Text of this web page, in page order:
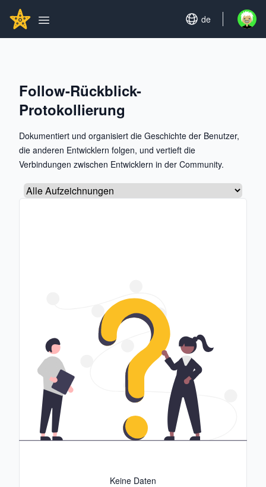
GITHUBSTAR
Open main menu
Set language
de Open
Follow-Rückblick-
Protokollierung
Dokumentiert und organisiert die Geschichte der Benutzer,
die anderen Entwicklern folgen, und vertieft die
Verbindungen zwischen Entwicklern in der Community.
Wählen Sie einen Tab
Keine Daten